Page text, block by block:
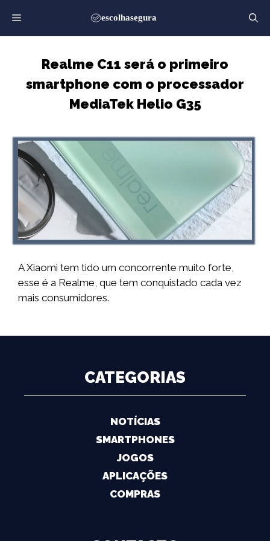
para
o
Realme C11 será o primeiro
smartphone com o processador
MediaTek Helio G35
A Xiaomi tem tido um concorrente muito forte,
esse é a Realme, que tem conquistado cada vez
mais consumidores.
CATEGORIAS
NOTÍCIAS
SMARTPHONES
JOGOS
APLICAÇÕES
COMPRAS